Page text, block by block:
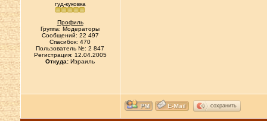
гуд-куковка
Профиль
Группа: Модераторы
Сообщений: 22 497
Спасибок: 470
Пользователь №: 2 847
Регистрация: 12.04.2005
Откуда: Израиль
сохранить